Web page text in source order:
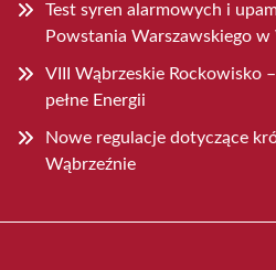
Test syren alarmowych i
Powstania Warszawskiego w
VIII Wąbrzeskie Rockowisko
pełne Energii
Nowe regulacje dotyczące
Wąbrzeźnie